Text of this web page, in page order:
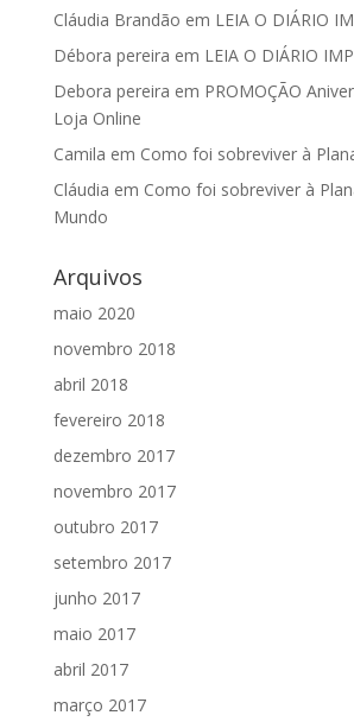
Cláudia Brandão em LEIA O DIÁRIO
Débora pereira em LEIA O DIÁRIO
Debora pereira em PROMOÇÃO
Loja Online
Camila em Como foi sobreviver à
Cláudia em Como foi sobreviver à
Mundo
Arquivos
maio 2020
novembro 2018
abril 2018
fevereiro 2018
dezembro 2017
novembro 2017
outubro 2017
setembro 2017
junho 2017
maio 2017
abril 2017
março 2017